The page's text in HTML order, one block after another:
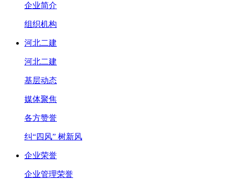
企业简介
组织机构
河北二建
河北二建
基层动态
媒体聚焦
各方赞誉
纠“四风” 树新风
企业荣誉
企业管理荣誉